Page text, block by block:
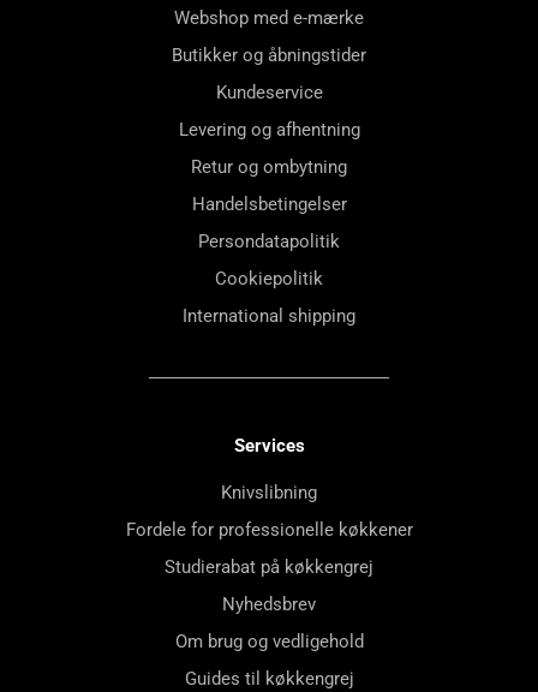
Webshop med e-mærke
Butikker og åbningstider
Kundeservice
Levering og afhentning
Retur og ombytning
Handelsbetingelser
Persondatapolitik
Cookiepolitik
International shipping
Services
Knivslibning
Fordele for professionelle køkkener
Studierabat på køkkengrej
Nyhedsbrev
Om brug og vedligehold
Guides til køkkengrej